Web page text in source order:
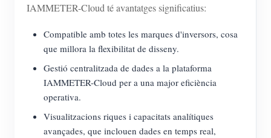
IAMMETER-Cloud té avantatges significatius:
Compatible amb totes les marques d'inversors, cosa
que millora la flexibilitat de disseny.
Gestió centralitzada de dades a la plataforma
IAMMETER-Cloud per a una major eficiència
operativa.
Visualitzacions riques i capacitats analítiques
avançades, que inclouen dades en temps real,